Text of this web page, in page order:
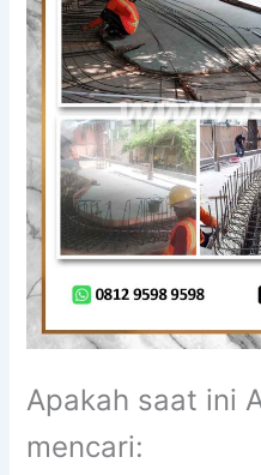
Apakah saat ini
mencari: